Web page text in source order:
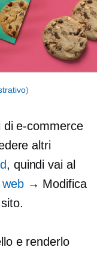
)
di e-commerce
altri
, quindi vai al
→ Modifica
e renderlo